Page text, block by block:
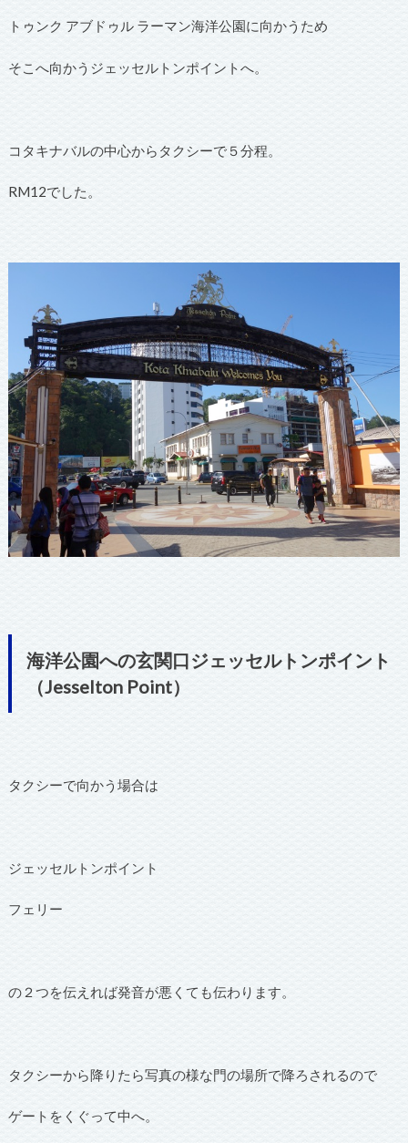
トゥンク アブドゥル ラーマン海洋公園に向かうため
そこへ向かうジェッセルトンポイントへ。
コタキナバルの中心からタクシーで５分程。
RM12でした。
海洋公園への玄関口ジェッセルトンポイント
（Jesselton Point）
タクシーで向かう場合は
ジェッセルトンポイント
フェリー
の２つを伝えれば発音が悪くても伝わります。
タクシーから降りたら写真の様な門の場所で降ろされるので
ゲートをくぐって中へ。